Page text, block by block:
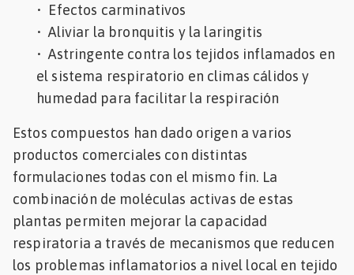
• Efectos carminativos
• Aliviar la bronquitis y la laringitis
• Astringente contra los tejidos inflamados en
el sistema respiratorio en climas cálidos y
humedad para facilitar la respiración
Estos compuestos han dado origen a varios
productos comerciales con distintas
formulaciones todas con el mismo fin. La
combinación de moléculas activas de estas
plantas permiten mejorar la capacidad
respiratoria a través de mecanismos que reducen
los problemas inflamatorios a nivel local en tejido